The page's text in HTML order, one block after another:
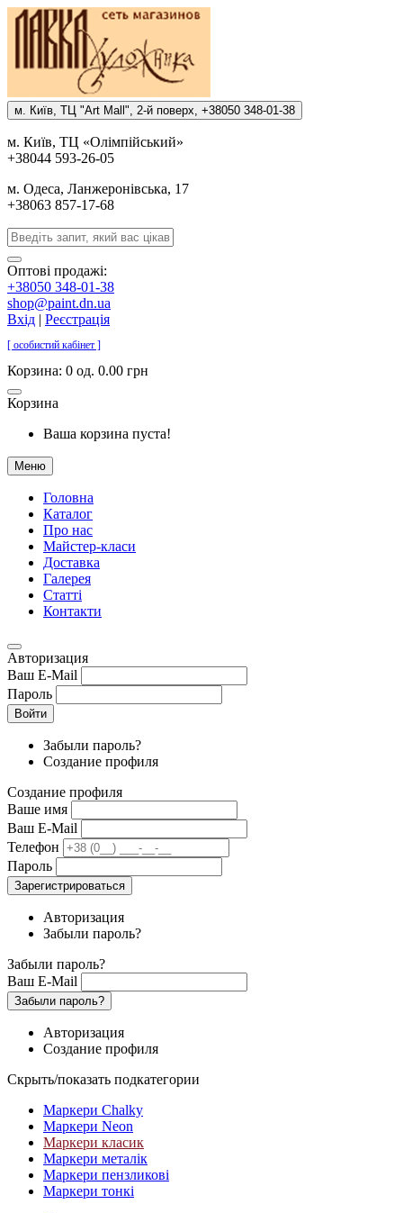
м. Киïв, ТЦ "Art Mall", 2-й поверх, +38050 348-01-38
м. Киïв, ТЦ «Олiмпiйський»
+38044 593-26-05
м. Одеса, Ланжеронiвська, 17
+38063 857-17-68
Оптові продажі:
+38050 348-01-38
shop@paint.dn.ua
Вхід | Реєстрація
[ особистий кабінет ]
Корзина: 0 од. 0.00 грн
Корзина
Ваша корзина пуста!
Меню
Головна
Каталог
Про нас
Майстер-класи
Доставка
Галерея
Статтi
Контакти
Авторизация
Ваш E-Mail
Пароль
Войти
Забыли пароль?
Создание профиля
Создание профиля
Ваше имя
Ваш E-Mail
Телефон
Пароль
Зарегистрироваться
Авторизация
Забыли пароль?
Забыли пароль?
Ваш E-Mail
Забыли пароль?
Авторизация
Создание профиля
Скрыть/показать подкатегории
Маркери Chalky
Маркери Neon
Маркери класик
Маркери металік
Маркери пензликові
Маркери тонкі